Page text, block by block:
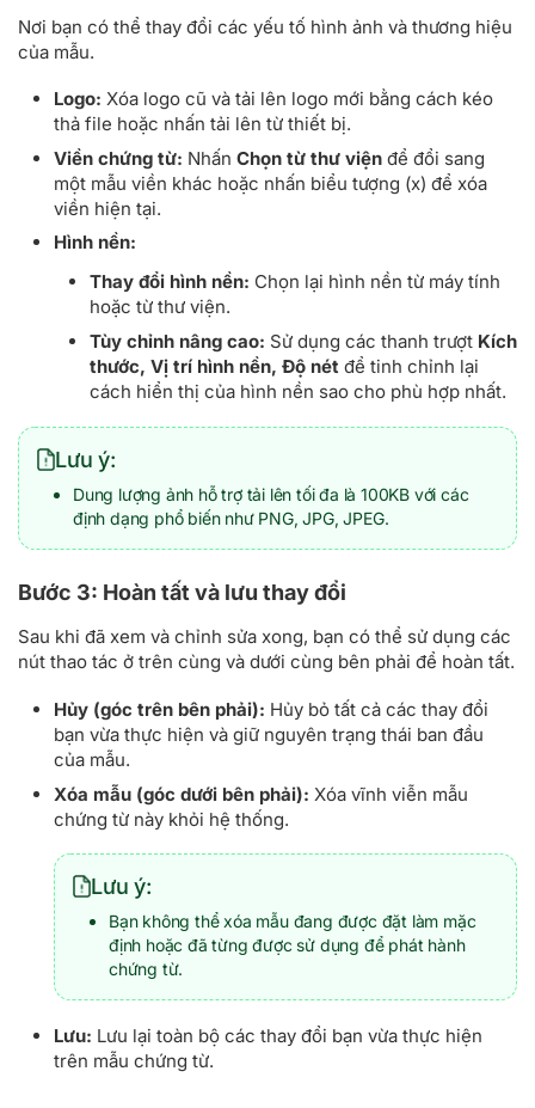
Nơi bạn có thể thay đổi các yếu tố hình ảnh và thương hiệu
của mẫu.
Logo: Xóa logo cũ và tải lên logo mới bằng cách kéo
thả file hoặc nhấn tải lên từ thiết bị.
Viền chứng từ: Nhấn Chọn từ thư viện để đổi sang
một mẫu viền khác hoặc nhấn biểu tượng (x) để xóa
viền hiện tại.
Hình nền:
Thay đổi hình nền: Chọn lại hình nền từ máy tính
hoặc từ thư viện.
Tùy chỉnh nâng cao: Sử dụng các thanh trượt Kích
thước, Vị trí hình nền, Độ nét để tinh chỉnh lại
cách hiển thị của hình nền sao cho phù hợp nhất.
Lưu ý:
Dung lượng ảnh hỗ trợ tải lên tối đa là 100KB với các
định dạng phổ biến như PNG, JPG, JPEG.
Bước 3: Hoàn tất và lưu thay đổi
Sau khi đã xem và chỉnh sửa xong, bạn có thể sử dụng các
nút thao tác ở trên cùng và dưới cùng bên phải để hoàn tất.
Hủy (góc trên bên phải): Hủy bỏ tất cả các thay đổi
bạn vừa thực hiện và giữ nguyên trạng thái ban đầu
của mẫu.
Xóa mẫu (góc dưới bên phải): Xóa vĩnh viễn mẫu
chứng từ này khỏi hệ thống.
Lưu ý:
Bạn không thể xóa mẫu đang được đặt làm mặc
định hoặc đã từng được sử dụng để phát hành
chứng từ.
Lưu: Lưu lại toàn bộ các thay đổi bạn vừa thực hiện
trên mẫu chứng từ.